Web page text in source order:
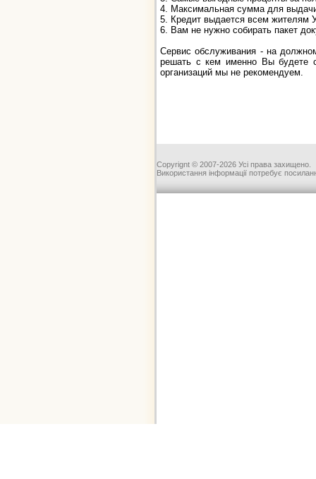
4. Максимальная сумма для
5. Кредит выдается всем жителям
6. Вам не нужно собирать пакет
Сервис обслуживания - на
решать с кем именно Вы будете
организаций мы не рекомендуем.
Copyrignt © 2007-2026 Усі права захищено.
Використання інформації потребує